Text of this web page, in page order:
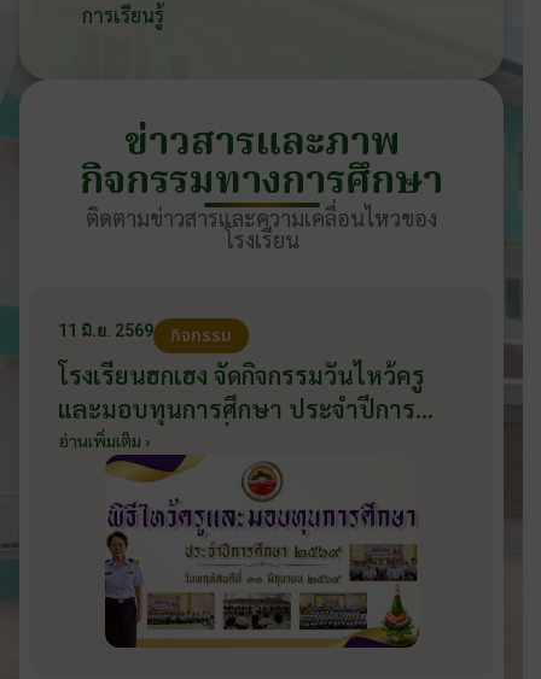
การเรียนรู้
ข่าวสารและภาพ
กิจกรรมทางการศึกษา
ติดตามข่าวสารและความเคลื่อนไหวของ
โรงเรียน
11 มิ.ย. 2569 กิจกรรม
โรงเรียนฮกเฮง จัดกิจกรรมวันไหว้ครู
และมอบทุนการศึกษา ประจำปีการ
ศึกษา 2569 วันที่ 11 มิถุนายน 2569
อ่านเพิ่มเติม ›